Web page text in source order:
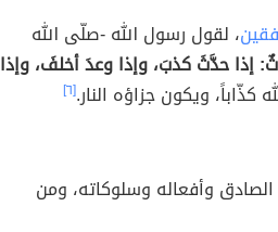
، لقول رسول الله -صلّى الله
إذا حدَّثَ كذبَ، وإذا وعدَ أخلفَ، وإذا
كذّاباً، ويكون جزاؤه النار.[٦]
وأفعاله وسلوكاته، ومن